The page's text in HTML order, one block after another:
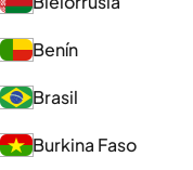
Benín
Brasil
Burkina Faso